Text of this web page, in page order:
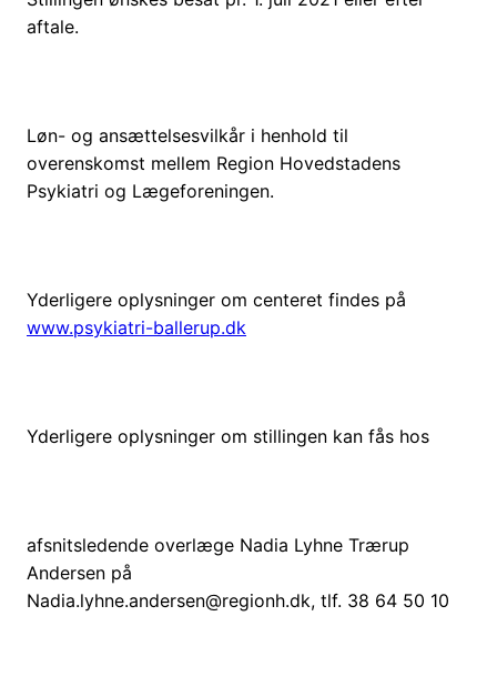
aftale.
Løn- og ansættelsesvilkår i henhold til
overenskomst mellem Region Hovedstadens
Psykiatri og Lægeforeningen.
Yderligere oplysninger om centeret findes på
www.psykiatri-ballerup.dk
Yderligere oplysninger om stillingen kan fås hos
afsnitsledende overlæge Nadia Lyhne Trærup
Andersen på
Nadia.lyhne.andersen@regionh.dk, tlf. 38 64 50 10